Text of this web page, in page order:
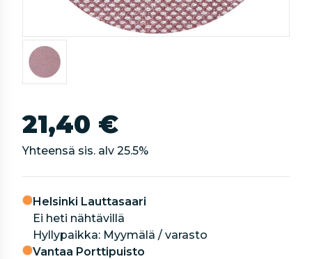
21,40 €
Yhteensä sis. alv 25.5%
Helsinki Lauttasaari
Ei heti nähtävillä
hyllypaikka: Myymälä / varasto
Vantaa Porttipuisto